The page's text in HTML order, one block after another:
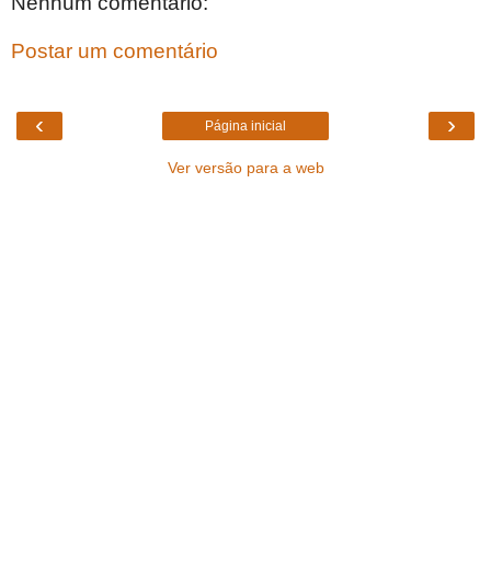
Postar um comentário
‹ ›
Página inicial
Ver versão para a web